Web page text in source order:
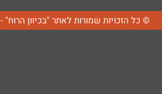
© כל הזכויות שמורות לאתר "בכיוון הרוח" - 2011 טל: 050-8517840